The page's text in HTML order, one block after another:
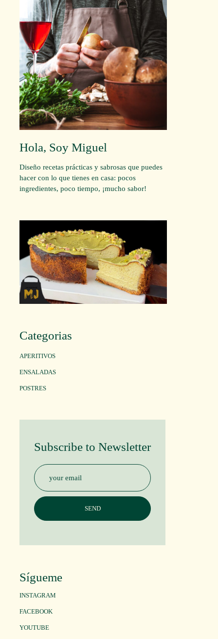
Hola, Soy Miguel
Diseño recetas prácticas y sabrosas que puedes
hacer con lo que tienes en casa: pocos
ingredientes, poco tiempo, ¡mucho sabor!
Categorias
APERITIVOS
ENSALADAS
POSTRES
Subscribe to Newsletter
Sígueme
INSTAGRAM
FACEBOOK
YOUTUBE